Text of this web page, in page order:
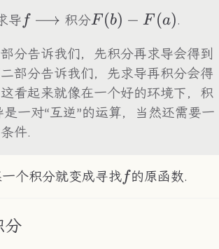
导 ff \longrightarrow
⟶ 积分F(b)-
F (b) − F (a).
分告诉我们，先积分再求导会得到
部分告诉我们，先求导再积分会得
看起来就像在一个好的环境下，积
一对“互逆”的运算，当然还需要一
件.
个积分就变成寻找ff的原函数.
分